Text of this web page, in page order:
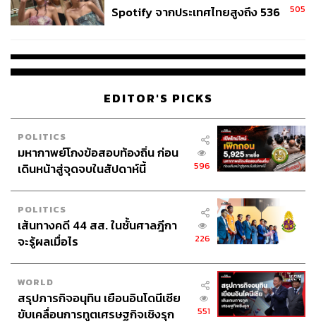
อย่างไรก็ดี เหตุที่นายทักษิณไม่ติดคุกแม้แต่วันเดียว เป็น
ทำดีลแลกประเทศ จนทำลายหลักนิติรัฐ และกระบวนการ
ยุติธรรม ถือว่าเป็นการละเมิดกฎหมาย ขาดคุณสมบัติการ
ผู้สื่อข่าวรายงานว่า ระหว่างการอภิปรายของรังสิมันต์ มี
สส.พรรคร่วมรัฐบาล ทั้งพรรคเพื่อไทย พรรครวมไทยสร้าง
ชาติ ลุกขึ้นประท้วงหลายครั้ง โดยเฉพาะ ทพญ.ศรีญาดา ปา
ลิมาพันธ์ สส. แบบบัญชีรายชื่อ พรรคเพื่อไทย ที่ประท้วงรังสิ
มันต์รวมกันแล้วเป็นสิบกว่าครั้ง
TAGS: รังสิมันต์ โรม อั้งยี่ซ่องโจร
การอภิปรายไม่ไว้วางใจ
การซักฟอกรัฐบาล
อภิปรายไม่ไว้วางใจ 2568
Spotify จากประเทศไทยสูงถึง 536
505
EDITOR'S PICKS
POLITICS
มหากาพย์โกงข้อสอบท้องถิ่น ก่อน
เดินหน้าสู่จุดจบในสัปดาห์นี้
596
POLITICS
เส้นทางคดี 44 สส. ในชั้นศาลฎีกา
จะรู้ผลเมื่อไร
226
WORLD
สรุปภารกิจอนุทิน เยือนอินโดนีเซีย
ขับเคลื่อนการทูตเศรษฐกิจเชิงรุก
551